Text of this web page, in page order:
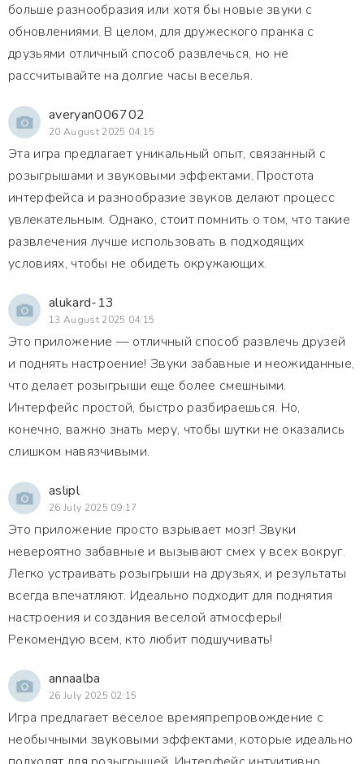
больше разнообразия или хотя бы новые звуки с
обновлениями. В целом, для дружеского пранка с
друзьями отличный способ развлечься, но не
рассчитывайте на долгие часы веселья.
averyan006702
20 August 2025 04:15
Эта игра предлагает уникальный опыт, связанный с
розыгрышами и звуковыми эффектами. Простота
интерфейса и разнообразие звуков делают процесс
увлекательным. Однако, стоит помнить о том, что такие
развлечения лучше использовать в подходящих
условиях, чтобы не обидеть окружающих.
alukard-13
13 August 2025 04:15
Это приложение — отличный способ развлечь друзей
и поднять настроение! Звуки забавные и неожиданные,
что делает розыгрыши еще более смешными.
Интерфейс простой, быстро разбираешься. Но,
конечно, важно знать меру, чтобы шутки не оказались
слишком навязчивыми.
aslipl
26 July 2025 09:17
Это приложение просто взрывает мозг! Звуки
невероятно забавные и вызывают смех у всех вокруг.
Легко устраивать розыгрыши на друзьях, и результаты
всегда впечатляют. Идеально подходит для поднятия
настроения и создания веселой атмосферы!
Рекомендую всем, кто любит подшучивать!
annaalba
26 July 2025 02:15
Игра предлагает веселое времяпрепровождение с
необычными звуковыми эффектами, которые идеально